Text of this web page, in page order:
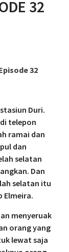
32
32
Duri.
telepon
ramai dan
dan
selatan
Dan
selatan itu
Elmeira.
menyeruak
orang yang
lewat saja